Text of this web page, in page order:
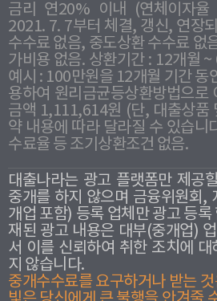
금리 연20% 이내 (연체이자
2021. 7. 7부터 체결, 갱신, 연장
수수료 없음, 중도상환 수수료 없
가비용 없음. 상환기간 : 12개월
예시 : 100만원을 12개월 기간 동
용하여 원리금균등상환방법으로
금액 1,111,614원 (단, 대출상품
약 내용에 따라 달라질 수 있습니
수료율 등 조기상환조건 없음.
대출나라는 광고 플랫폼만 제공
중개를 하지 않으며 금융위원회,
개업 포함) 등록 업체만 광고 등록
재된 광고 내용은 대부(중개업)
서 이를 신뢰하여 취한 조치에 대
지 않습니다.
중개수수료를 요구하거나 받는